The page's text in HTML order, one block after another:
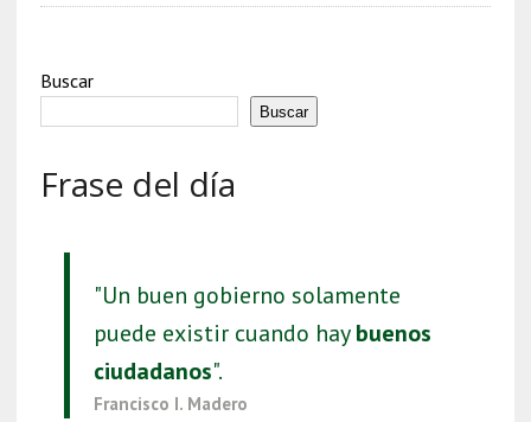
Buscar
Buscar
Frase del día
"Un buen gobierno solamente
puede existir cuando haybuenos
ciudadanos".
Francisco I. Madero